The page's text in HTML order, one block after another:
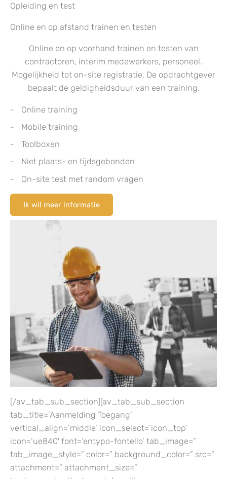
Opleiding en test
Online en op afstand trainen en testen
Online en op voorhand trainen en testen van
contractoren, interim medewerkers, personeel.
Mogelijkheid tot on-site registratie. De opdrachtgever
bepaalt de geldigheidsduur van een training.
Online training
Mobile training
Toolboxen
Niet plaats- en tijdsgebonden
On-site test met random vragen
Ik wil meer informatie
[/av_tab_sub_section][av_tab_sub_section
tab_title=’Aanmelding Toegang’
vertical_align=’middle’ icon_select=’icon_top’
icon=’ue840′ font=’entypo-fontello’ tab_image=”
tab_image_style=” color=” background_color=” src=”
attachment=” attachment_size=”